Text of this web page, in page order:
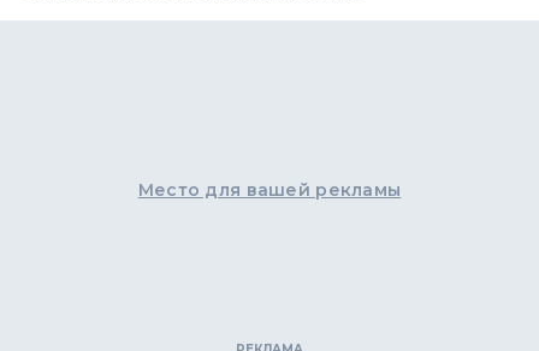
Место для вашей рекламы